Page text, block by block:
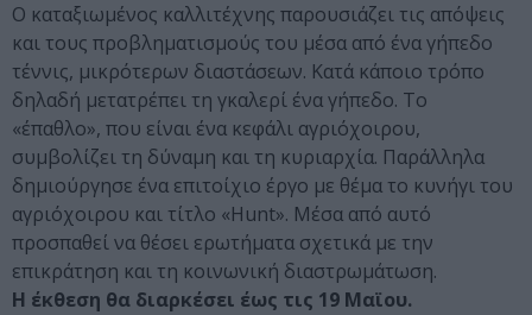
Ο καταξιωμένος καλλιτέχνης παρουσιάζει τις απόψεις
και τους προβληματισμούς του μέσα από ένα γήπεδο
τέννις, μικρότερων διαστάσεων. Κατά κάποιο τρόπο
δηλαδή μετατρέπει τη γκαλερί ένα γήπεδο. Το
«έπαθλο», που είναι ένα κεφάλι αγριόχοιρου,
συμβολίζει τη δύναμη και τη κυριαρχία. Παράλληλα
δημιούργησε ένα επιτοίχιο έργο με θέμα το κυνήγι του
αγριόχοιρου και τίτλο «Hunt». Μέσα από αυτό
προσπαθεί να θέσει ερωτήματα σχετικά με την
επικράτηση και τη κοινωνική διαστρωμάτωση.
Η έκθεση θα διαρκέσει έως τις 19 Μαϊου.